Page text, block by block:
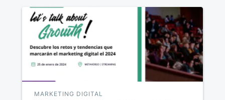
MARKETING DIGITAL